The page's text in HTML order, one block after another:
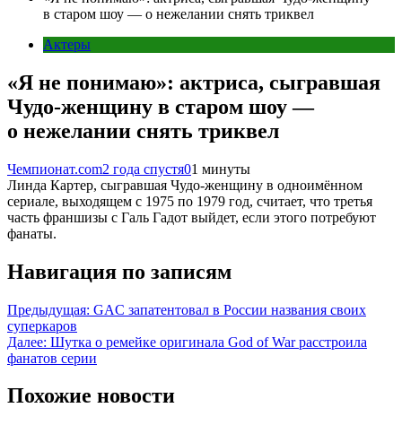
в старом шоу — о нежелании снять триквел
Актеры
«Я не понимаю»: актриса, сыгравшая
Чудо-женщину в старом шоу —
о нежелании снять триквел
Чемпионат.com2 года спустя01 минуты
Линда Картер, сыгравшая Чудо-женщину в одноимённом
сериале, выходящем с 1975 по 1979 год, считает, что третья
часть франшизы с Галь Гадот выйдет, если этого потребуют
фанаты.
Навигация по записям
Предыдущая: GAC запатентовал в России названия своих
суперкаров
Далее: Шутка о ремейке оригинала God of War расстроила
фанатов серии
Похожие новости